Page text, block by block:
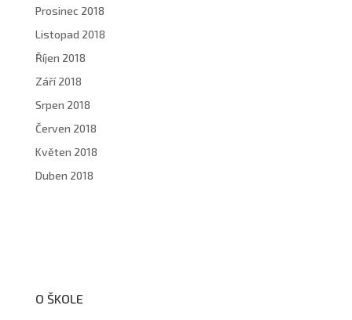
Prosinec 2018
Listopad 2018
Říjen 2018
Září 2018
Srpen 2018
Červen 2018
Květen 2018
Duben 2018
O ŠKOLE